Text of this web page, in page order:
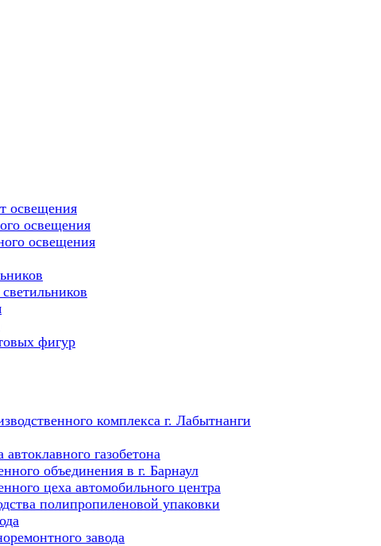
освещения
освещения
освещения
фигур
комплекса г. Лабытнанги
газобетона
объединения в г. Барнаул
цеха автомобильного центра
полипропиленовой упаковки
завода